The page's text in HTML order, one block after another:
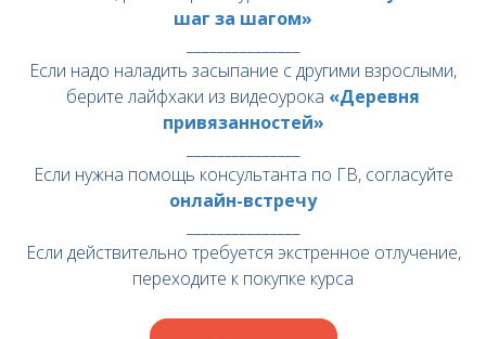
шаг за шагом»
Если надо наладить засыпание с другими взрослыми,
берите лайфхаки из видеоурока «Деревня
привязанностей»
Если нужна помощь консультанта по ГВ, согласуйте
онлайн-встречу
Если действительно требуется экстренное отлучение,
переходите к покупке курса